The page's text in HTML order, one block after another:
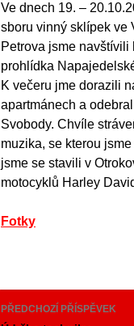
Ve dnech 19. –
sboru vinný sklípek ve
Petrova jsme
prohlídka
K večeru jme dorazili
apartmánech a
Svobody. Chvíle
muzika, se kterou
jsme se stavili v
motocyklů Harley
Fotky
Navigace
PŘEDCHOZÍ PŘÍSPĚVEK